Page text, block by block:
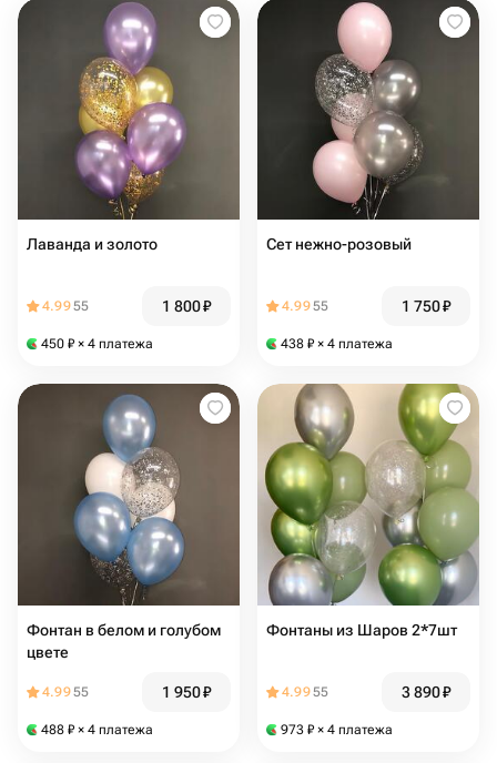
Лаванда и золото
4.9955 1 800₽
450 ₽ × 4 платежа
Сет нежно-розовый
4.9955 1 750₽
438 ₽ × 4 платежа
Фонтан в белом и голубом
цвете
4.9955 1 950₽
488 ₽ × 4 платежа
Фонтаны из Шаров 2*7шт
4.9955 3 890₽
973 ₽ × 4 платежа